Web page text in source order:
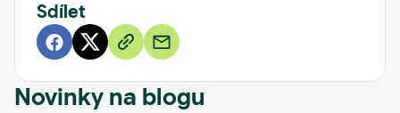
Sdílet
Novinky na blogu